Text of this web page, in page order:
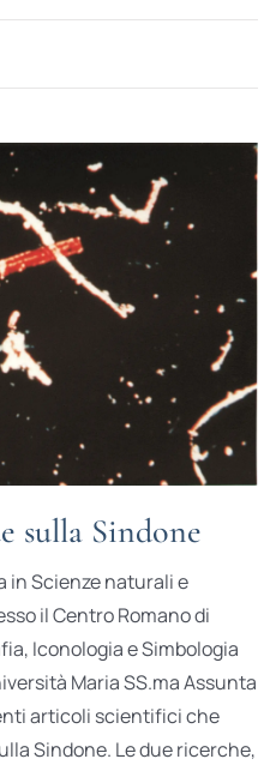
sulla Sindone
in Scienze naturali e
il Centro Romano di
Iconologia e Simbologia
Maria SS.ma Assunta
articoli scientifici che
Sindone. Le due ricerche,